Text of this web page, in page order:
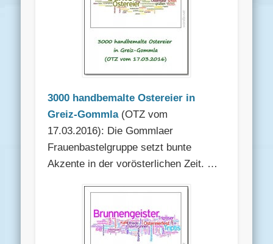
3000 handbemalte Ostereier in
Greiz-Gommla(OTZ vom
17.03.2016): Die Gommlaer
Frauenbastelgruppe setzt bunte
Akzente in der vorösterlichen Zeit. …